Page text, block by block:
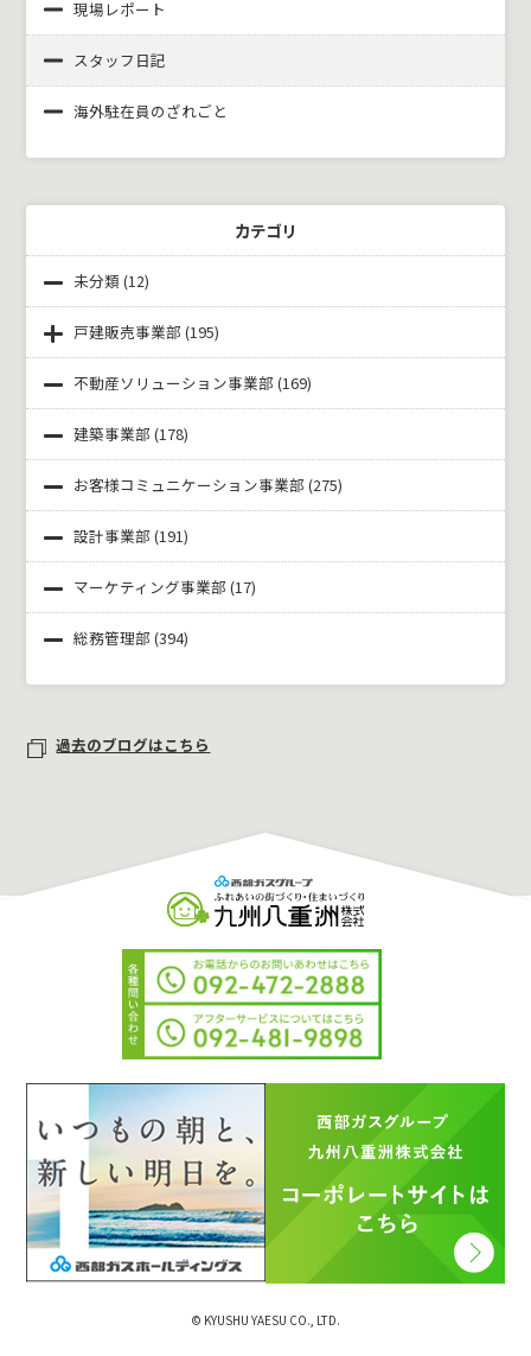
現場レポート
スタッフ日記
海外駐在員のざれごと
カテゴリ
未分類 (12)
戸建販売事業部 (195)
不動産ソリューション事業部 (169)
建築事業部 (178)
お客様コミュニケーション事業部 (275)
設計事業部 (191)
マーケティング事業部 (17)
総務管理部 (394)
過去のブログはこちら
© KYUSHU YAESU CO., LTD.